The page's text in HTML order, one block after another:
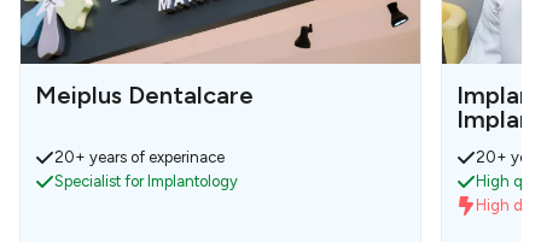
Meiplus Dentalcare
20+ years of experinace
Specialist for Implantology
20+
High
High